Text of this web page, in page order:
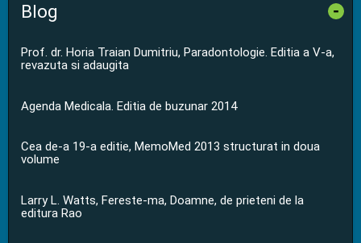
Blog -
Prof. dr. Horia Traian Dumitriu, Paradontologie. Editia a V-a,
revazuta si adaugita
Agenda Medicala. Editia de buzunar 2014
Cea de-a 19-a editie, MemoMed 2013 structurat in doua
volume
Larry L. Watts, Fereste-ma, Doamne, de prieteni de la
editura Rao